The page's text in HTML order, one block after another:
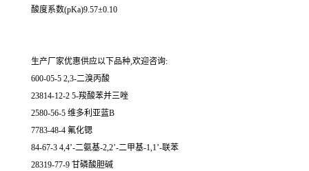
酸度系数(pKa)9.57±0.10
生产厂家优惠供应以下品种,欢迎咨询:
600-05-5 2,3-二溴丙酸
23814-12-2 5-羧酸苯并三唑
2580-56-5 维多利亚蓝B
7783-48-4 氟化锶
84-67-3 4,4’-二氨基-2,2’-二甲基-1,1’-联苯
28319-77-9 甘磷酸胆碱